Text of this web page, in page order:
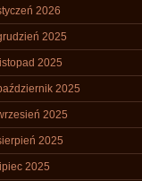
2026
2025
listopad 2025
2025
2025
2025
lipiec 2025